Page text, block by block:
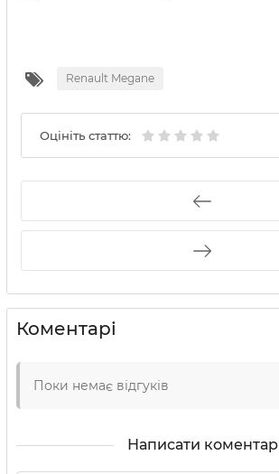
Renault Megane
Оцініть статтю:
Коментарі
Поки немає відгуків
Написати коментар